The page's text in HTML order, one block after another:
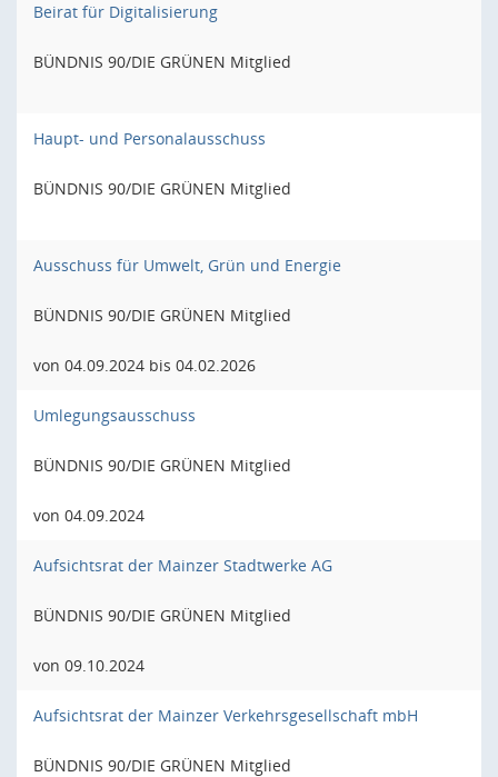
Beirat für Digitalisierung
BÜNDNIS 90/DIE GRÜNEN Mitglied
Haupt- und Personalausschuss
BÜNDNIS 90/DIE GRÜNEN Mitglied
Ausschuss für Umwelt, Grün und Energie
BÜNDNIS 90/DIE GRÜNEN Mitglied
von 04.09.2024 bis 04.02.2026
Umlegungsausschuss
BÜNDNIS 90/DIE GRÜNEN Mitglied
von 04.09.2024
Aufsichtsrat der Mainzer Stadtwerke AG
BÜNDNIS 90/DIE GRÜNEN Mitglied
von 09.10.2024
Aufsichtsrat der Mainzer Verkehrsgesellschaft mbH
BÜNDNIS 90/DIE GRÜNEN Mitglied